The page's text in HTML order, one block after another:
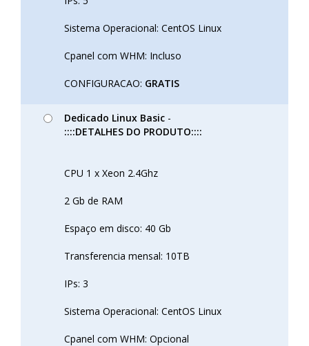
Sistema Operacional: CentOS Linux
Cpanel com WHM: Incluso
CONFIGURACAO: GRATIS
Dedicado Linux Basic -
::::DETALHES DO PRODUTO::::
CPU 1 x Xeon 2.4Ghz
2 Gb de RAM
Espaço em disco: 40 Gb
Transferencia mensal: 10TB
IPs: 3
Sistema Operacional: CentOS Linux
Cpanel com WHM: Opcional